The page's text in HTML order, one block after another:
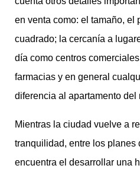
en venta como: el tamaño, el
cuadrado; la cercanía a
día como centros
farmacias y en general
diferencia al apartamento del
Mientras la ciudad vuelve a
tranquilidad, entre los planes
encuentra el desarrollar una